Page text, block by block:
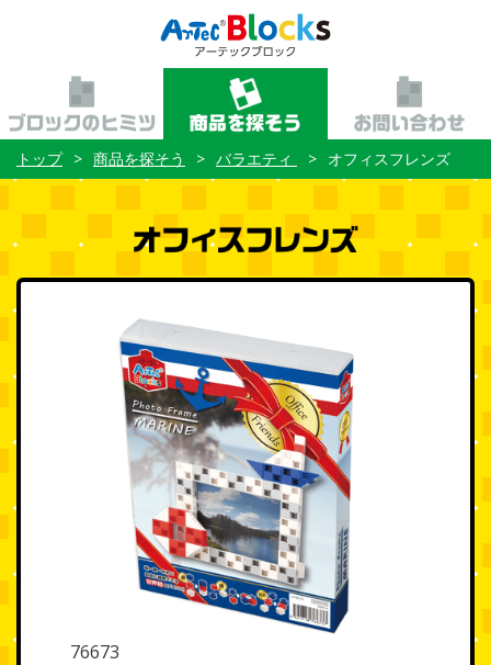
トップ 商品を探そう バラエティ オフィスフレンズ
76673